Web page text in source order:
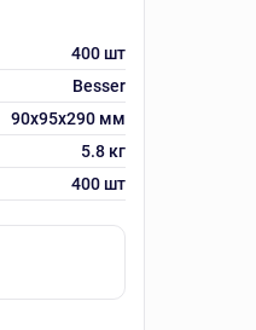
400 шт
Besser
90х95х290 мм
5.8 кг
400 шт